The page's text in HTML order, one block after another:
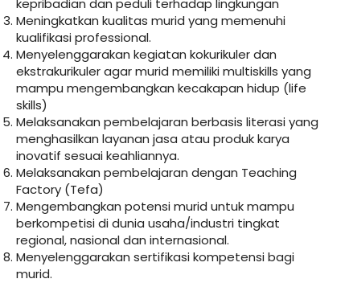
kepribadian dan peduli terhadap lingkungan
Meningkatkan kualitas murid yang memenuhi
kualifikasi professional.
Menyelenggarakan kegiatan kokurikuler dan
ekstrakurikuler agar murid memiliki multiskills yang
mampu mengembangkan kecakapan hidup (life
skills)
Melaksanakan pembelajaran berbasis literasi yang
menghasilkan layanan jasa atau produk karya
inovatif sesuai keahliannya.
Melaksanakan pembelajaran dengan Teaching
Factory (Tefa)
Mengembangkan potensi murid untuk mampu
berkompetisi di dunia usaha/industri tingkat
regional, nasional dan internasional.
Menyelenggarakan sertifikasi kompetensi bagi
murid.